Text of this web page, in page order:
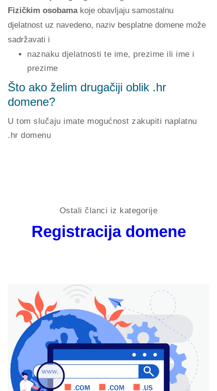
Fizičkim osobamakoje obavljaju samostalnu
djelatnost uz navedeno, naziv besplatne domene može
sadržavati i
naznaku djelatnosti te ime, prezime ili ime i
prezime
Što ako želim drugačiji oblik .hr
domene?
U tom slučaju imate mogućnost zakupiti naplatnu
.hr domenu
Ostali članci iz kategorije
Registracija domene